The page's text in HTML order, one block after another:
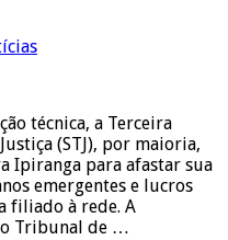
técnica, a Terceira
(STJ), por maioria,
Ipiranga para afastar sua
emergentes e lucros
filiado à rede. A
Tribunal de …